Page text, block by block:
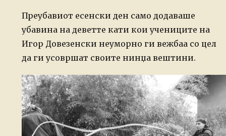
Преубавиот есенски ден само додаваше
убавина на деветте кати кои учениците на
Игор Довезенски неуморно ги вежбаа со цел
да ги усовршат своите нинџа вештини.